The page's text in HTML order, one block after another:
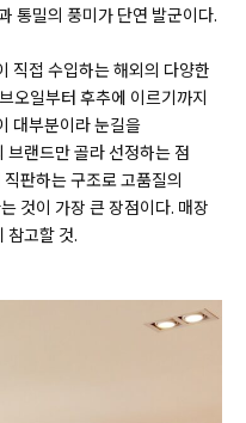
통밀의 풍미가 단연 발군이다.
직접 수입하는 해외의 다양한
오일부터 후추에 이르기까지
대부분이라 눈길을
브랜드만 골라 선정하는 점
판하는 구조로 고품질의
것이 가장 큰 장점이다. 매장
참고할 것.